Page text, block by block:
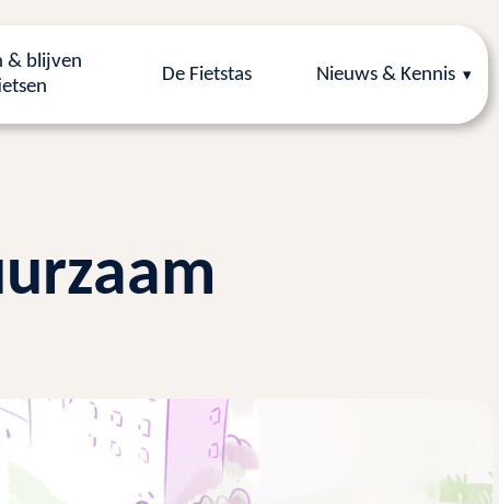
& blijven
De Fietstas Nieuws & Kennis